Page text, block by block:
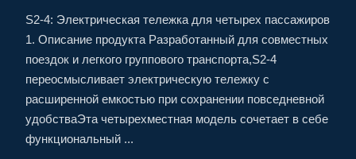
S2-4: Электрическая тележка для четырех пассажиров
1. Описание продукта Разработанный для совместных
поездок и легкого группового транспорта,S2-4
переосмысливает электрическую тележку с
расширенной емкостью при сохранении повседневной
удобстваЭта четырехместная модель сочетает в себе
функциональный ...